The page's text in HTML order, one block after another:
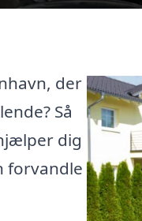
der
Så
dig
forvandle